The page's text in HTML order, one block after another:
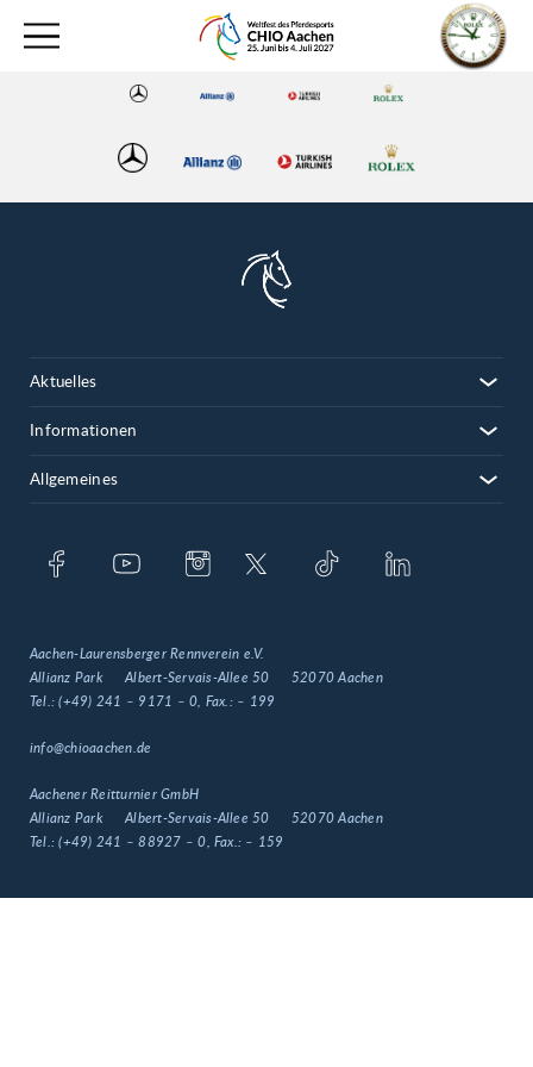
Aktuelles
Informationen
Allgemeines
Aachen-Laurensberger Rennverein e.V.
Allianz Park
Albert-Servais-Allee 50
52070 Aachen
Tel.:(+49) 241 – 9171 – 0 , Fax.: – 199
info@chioaachen.de
Aachener Reitturnier GmbH
Allianz Park
Albert-Servais-Allee 50
52070 Aachen
Tel.:(+49) 241 – 88927 – 0 , Fax.: – 159